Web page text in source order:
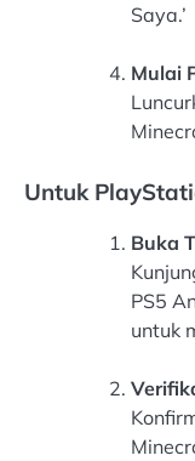
Saya.’
Mulai
Untuk
Buka
PS5
untuk